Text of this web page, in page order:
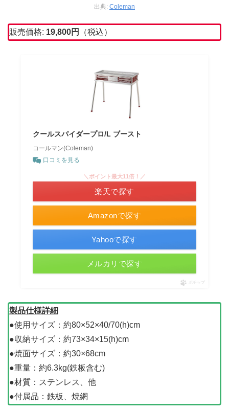
出典: Coleman
販売価格: 19,800円 （税込）
クールスパイダープロ/L ブースト
コールマン(Coleman)
口コミを見る
Amazonで探す
＼ポイント最大11倍！／
楽天で探す
Yahooで探す
メルカリで探す
ポチップ
製品仕様詳細
●使用サイズ：約80×52×40/70(h)cm
●収納サイズ：約73×34×15(h)cm
●焼面サイズ：約30×68cm
●重量：約6.3kg(鉄板含む)
●材質：ステンレス、他
●付属品：鉄板、焼網